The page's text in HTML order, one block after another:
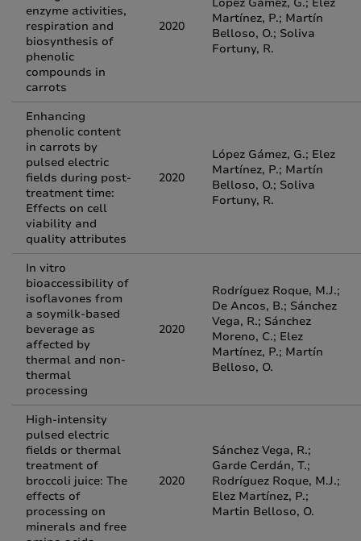
enzyme activities,
respiration and
biosynthesis of
phenolic
compounds in
carrots
2020
Martínez, P.; Martín
Belloso, O.; Soliva
Fortuny, R.
Enhancing
phenolic content
in carrots by
pulsed electric
fields during post-
treatment time:
Effects on cell
viability and
quality attributes
2020
López Gámez, G.; Elez
Martínez, P.; Martín
Belloso, O.; Soliva
Fortuny, R.
In vitro
bioaccessibility of
isoflavones from
a soymilk-based
beverage as
affected by
thermal and non-
thermal
processing
2020
Rodríguez Roque, M.J.;
De Ancos, B.; Sánchez
Vega, R.; Sánchez
Moreno, C.; Elez
Martínez, P.; Martín
Belloso, O.
High-intensity
pulsed electric
fields or thermal
treatment of
broccoli juice: The
effects of
processing on
minerals and free
2020
Sánchez Vega, R.;
Garde Cerdán, T.;
Rodríguez Roque, M.J.;
Elez Martínez, P.;
Martin Belloso, O.